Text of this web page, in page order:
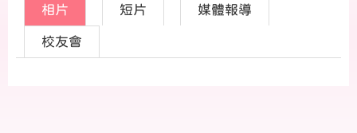
相片 短片 媒體報導
校友會